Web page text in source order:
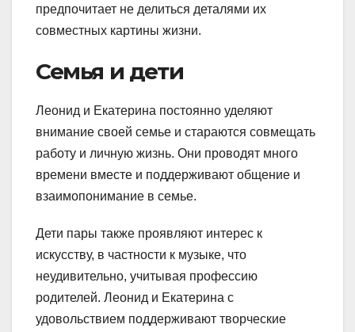
предпочитает не делиться деталями их
совместных картины жизни.
Семья и дети
Леонид и Екатерина постоянно уделяют
внимание своей семье и стараются совмещать
работу и личную жизнь. Они проводят много
времени вместе и поддерживают общение и
взаимопонимание в семье.
Дети пары также проявляют интерес к
искусству, в частности к музыке, что
неудивительно, учитывая профессию
родителей. Леонид и Екатерина с
удовольствием поддерживают творческие